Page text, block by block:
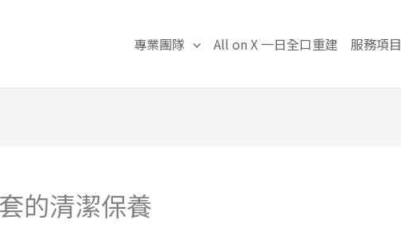
專業團隊 All on X 一日全口重建 服務項目
的清潔保養